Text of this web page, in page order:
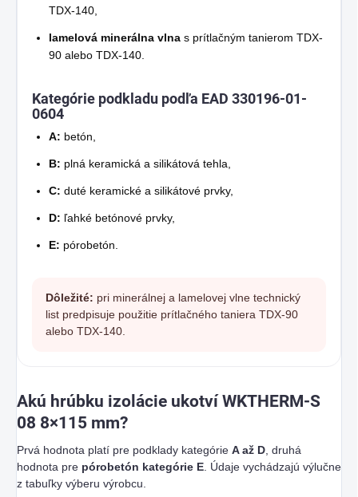
TDX-140,
lamelová minerálna vlna s prítlačným tanierom TDX-
90 alebo TDX-140.
Kategórie podkladu podľa EAD 330196-01-
0604
A: betón,
B: plná keramická a silikátová tehla,
C: duté keramické a silikátové prvky,
D: ľahké betónové prvky,
E: pórobetón.
Dôležité: pri minerálnej a lamelovej vlne technický
list predpisuje použitie prítlačného taniera TDX-90
alebo TDX-140.
Akú hrúbku izolácie ukotví WKTHERM-S
08 8×115 mm?
Prvá hodnota platí pre podklady kategórie A až D , druhá
hodnota pre pórobetón kategórie E . Údaje vychádzajú výlučne
z tabuľky výberu výrobcu.